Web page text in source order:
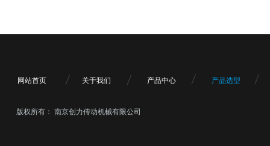
网站首页 关于我们 产品中心 产品选型
版权所有： 南京创力传动机械有限公司